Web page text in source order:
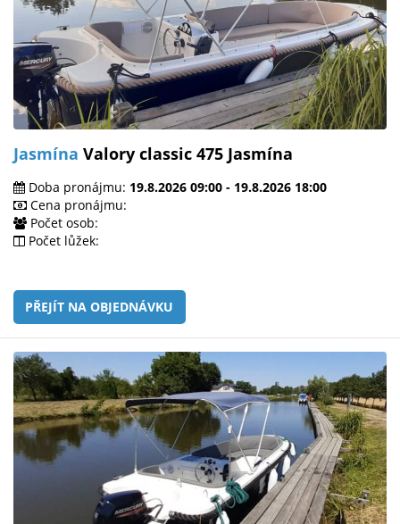
Jasmína Valory classic 475 Jasmína
Doba pronájmu: 19.8.2026 09:00 - 19.8.2026 18:00
Cena pronájmu:
Počet osob:
Počet lůžek:
PŘEJÍT NA OBJEDNÁVKU